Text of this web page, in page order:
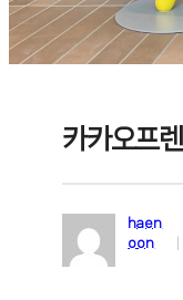
카카오프
haen
oon